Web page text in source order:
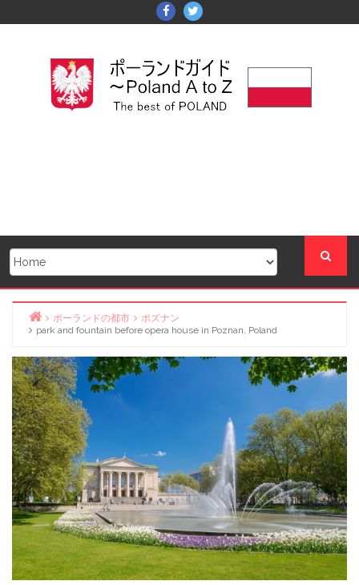
to
Facebook
Twitter
Home
ポーランドの都市
ポズナン
park and fountain before opera house in Poznan, Poland